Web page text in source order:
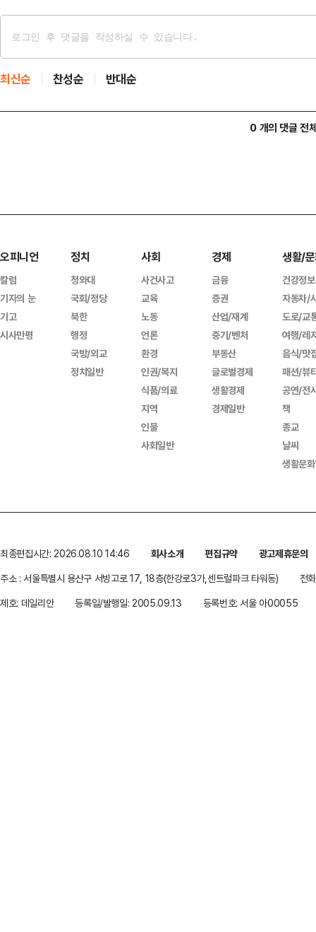
최신순 찬성순 반대순
0 개의 댓글 전
오피니언
칼럼
기자의 눈
기고
시사만평
정치
청와대
국회/정당
북한
행정
국방/외교
정치일반
사회
사건사고
교육
노동
언론
환경
인권/복지
식품/의료
지역
인물
사회일반
경제
금융
증권
산업/재계
중기/벤처
부동산
글로벌경제
생활경제
경제일반
생활/
건강정보
자동차/
도로/교
여행/레
음식/맛
패션/뷰
공연/전
책
종교
날씨
생활문
최종편집시간: 2026.08.10 14:46 회사소개 편집규약
광고제휴문의
주소 : 서울특별시 용산구 서빙고로 17, 18층(한강로3가,센트럴파크 타워동)
전
제호: 데일리안
등록일/발행일: 2005.09.13 등록번호: 서울 아00055